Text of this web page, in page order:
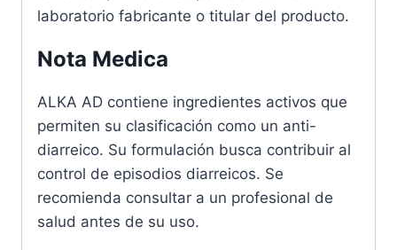
laboratorio fabricante o titular del producto.
Nota Medica
ALKA AD contiene ingredientes activos que
permiten su clasificación como un anti-
diarreico. Su formulación busca contribuir al
control de episodios diarreicos. Se
recomienda consultar a un profesional de
salud antes de su uso.